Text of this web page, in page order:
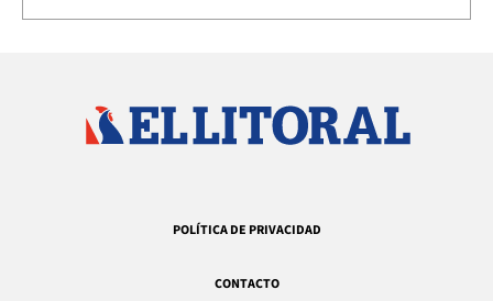
POLÍTICA DE PRIVACIDAD
CONTACTO